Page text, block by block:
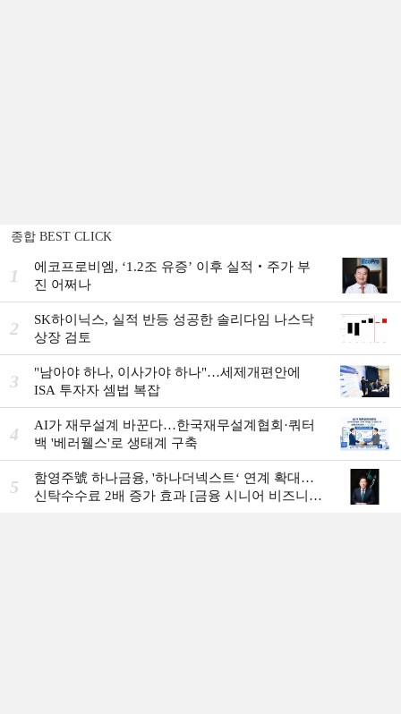
종합 BEST CLICK
1
에코프로비엠, ‘1.2조 유증’ 이후 실적‧주가 부
진 어쩌나
2
SK하이닉스, 실적 반등 성공한 솔리다임 나스닥
상장 검토
3
"남아야 하나, 이사가야 하나"…세제개편안에
ISA 투자자 셈법 복잡
4
AI가 재무설계 바꾼다…한국재무설계협회·쿼터
백 '베러웰스'로 생태계 구축
5
함영주號 하나금융, '하나더넥스트‘ 연계 확대…
신탁수수료 2배 증가 효과 [금융 시니어 비즈니스